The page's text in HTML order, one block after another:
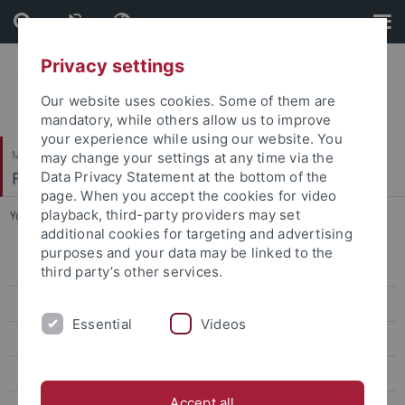
Skip
to
content
Skip
to
footer
Mathematisch-Naturwissenschaftliche Fakultät
Fachbereich Chemie
You are here: Startseite ... Master of Science
Studienberatung
Studiengänge
Privacy settings
Our website uses cookies. Some of them are
mandatory, while others allow us to improve
your experience while using our website. You
may change your settings at any time via the
Data Privacy Statement at the bottom of the
page. When you accept the cookies for video
playback, third-party providers may set
additional cookies for targeting and advertising
purposes and your data may be linked to the
third party’s other services.
Essential Videos